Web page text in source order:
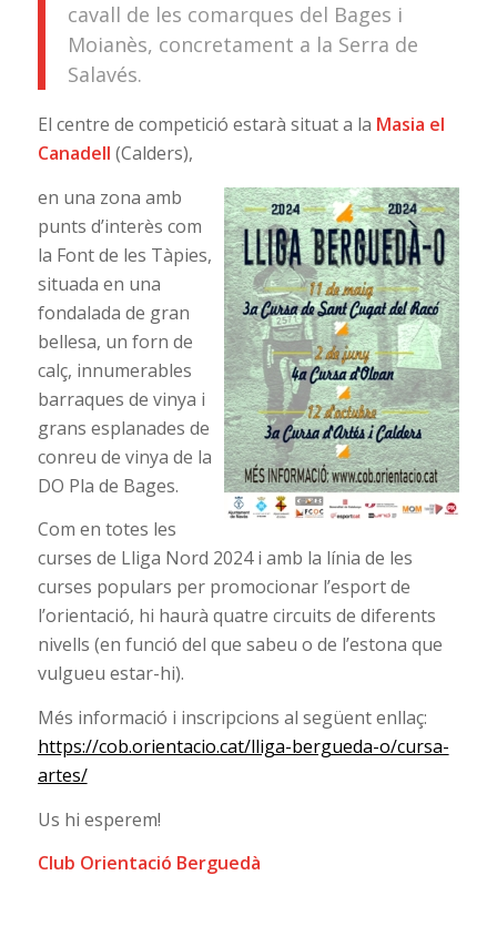
cavall de les comarques del Bages i
Moianès, concretament a la Serra de
Salavés.
El centre de competició estarà situat a la Masia el
Canadell (Calders),
en una zona amb
punts d’interès com
la Font de les Tàpies,
situada en una
fondalada de gran
bellesa, un forn de
calç, innumerables
barraques de vinya i
grans esplanades de
conreu de vinya de la
DO Pla de Bages.
Com en totes les
curses de Lliga Nord 2024 i amb la línia de les
curses populars per promocionar l’esport de
l’orientació, hi haurà quatre circuits de diferents
nivells (en funció del que sabeu o de l’estona que
vulgueu estar-hi).
Més informació i inscripcions al següent enllaç:
https://cob.orientacio.cat/lliga-bergueda-o/cursa-
artes/
Us hi esperem!
Club Orientació Berguedà